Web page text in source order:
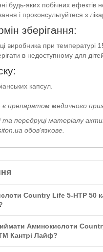
будь-яких побічних ефектів
і проконсультуйтеся з
зберігання:
виробника при температурі
в недоступному для дітей
капсул.
є препаратом медичного
та передруці матеріалу
обов'язкове.
Country Life 5-HTP 50
що містить 5-
серотоніну в мозку, що
Аминокислоти
Кантрі Лайф?